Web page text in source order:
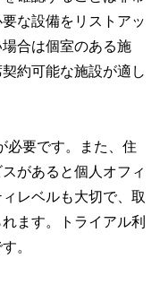
な設備をリストアッ
合は個室のある施
約可能な施設が適し
必要です。また、住
があると個人オフィ
レベルも大切で、取
ます。トライアル利
。